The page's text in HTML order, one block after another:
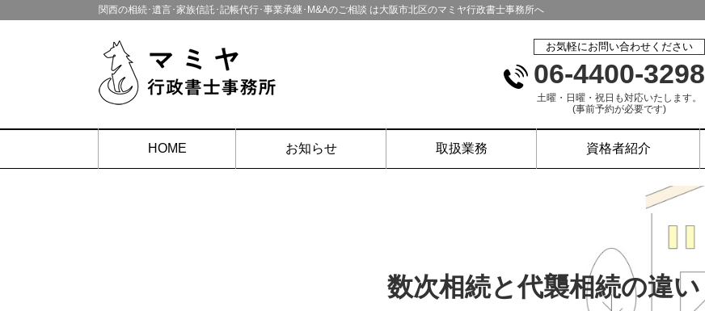
数次相続と代襲相続の違い
関西の相続･遺言･家族信託･記帳代行･事業承継･M&Aのご相談 は大阪市北区のマミヤ行政書士事務所へ
お気軽にお問い合わせください
06-4400-3298
土曜・日曜・祝日も対応いたします。
(事前予約が必要です)
HOME お知らせ 取扱業務 資格者紹介